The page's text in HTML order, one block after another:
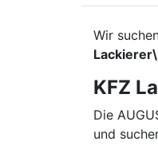
Wir
KFZ
Die
und